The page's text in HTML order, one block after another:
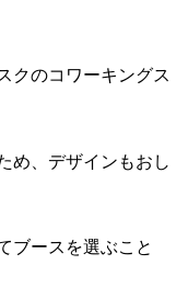
クのコワーキングス
め、デザインもおし
ブースを選ぶこと